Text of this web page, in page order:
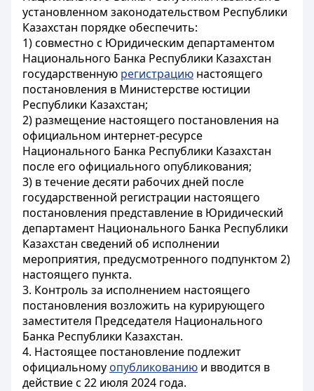
установленном законодательством Республики
Казахстан порядке обеспечить:
1) совместно с Юридическим департаментом
Национального Банка Республики Казахстан
государственную регистрацию настоящего
постановления в Министерстве юстиции
Республики Казахстан;
2) размещение настоящего постановления на
официальном интернет-ресурсе
Национального Банка Республики Казахстан
после его официального опубликования;
3) в течение десяти рабочих дней после
государственной регистрации настоящего
постановления представление в Юридический
департамент Национального Банка Республики
Казахстан сведений об исполнении
мероприятия, предусмотренного подпунктом 2)
настоящего пункта.
3. Контроль за исполнением настоящего
постановления возложить на курирующего
заместителя Председателя Национального
Банка Республики Казахстан.
4. Настоящее постановление подлежит
официальному опубликованию и вводится в
действие с 22 июля 2024 года.